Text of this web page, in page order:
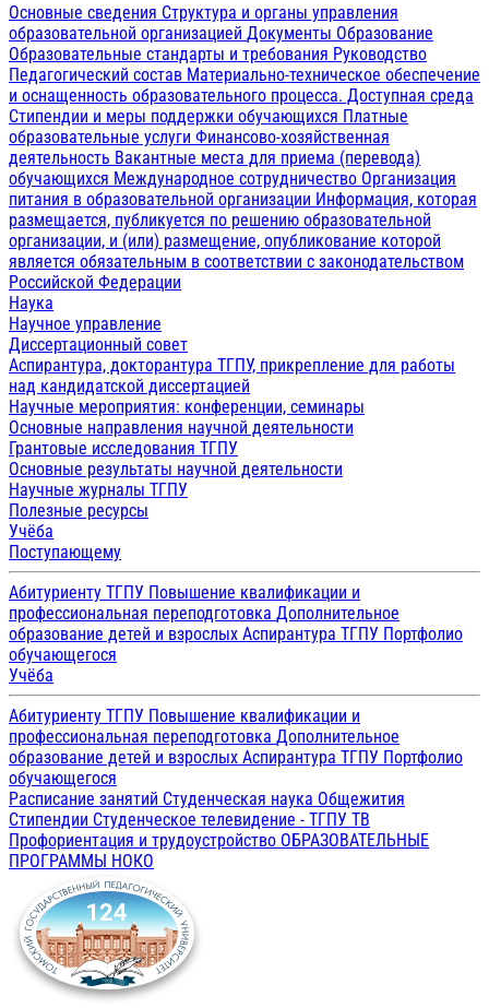
Основные сведения Структура и органы управления
образовательной организацией Документы Образование
Образовательные стандарты и требования Руководство
Педагогический состав Материально-техническое обеспечение
и оснащенность образовательного процесса. Доступная среда
Стипендии и меры поддержки обучающихся Платные
образовательные услуги Финансово-хозяйственная
деятельность Вакантные места для приема (перевода)
обучающихся Международное сотрудничество Организация
питания в образовательной организации Информация, которая
размещается, публикуется по решению образовательной
организации, и (или) размещение, опубликование которой
является обязательным в соответствии с законодательством
Российской Федерации
Наука
Научное управление
Диссертационный совет
Аспирантура, докторантура ТГПУ, прикрепление для работы
над кандидатской диссертацией
Научные мероприятия: конференции, семинары
Основные направления научной деятельности
Грантовые исследования ТГПУ
Основные результаты научной деятельности
Научные журналы ТГПУ
Полезные ресурсы
Учёба
Поступающему
Абитуриенту ТГПУ Повышение квалификации и
профессиональная переподготовка Дополнительное
образование детей и взрослых Аспирантура ТГПУ Портфолио
обучающегося
Учёба
Абитуриенту ТГПУ Повышение квалификации и
профессиональная переподготовка Дополнительное
образование детей и взрослых Аспирантура ТГПУ Портфолио
обучающегося
Расписание занятий Студенческая наука Общежития
Стипендии Студенческое телевидение - ТГПУ ТВ
Профориентация и трудоустройство ОБРАЗОВАТЕЛЬНЫЕ
ПРОГРАММЫ НОКО